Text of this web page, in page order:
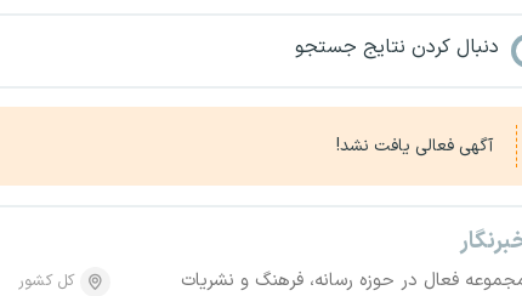
دنبال کردن نتایج جستجو
آگهی فعالی یافت نشد!
فعال در حوزه رسانه، فرهنگ و نشریات
کل کشور